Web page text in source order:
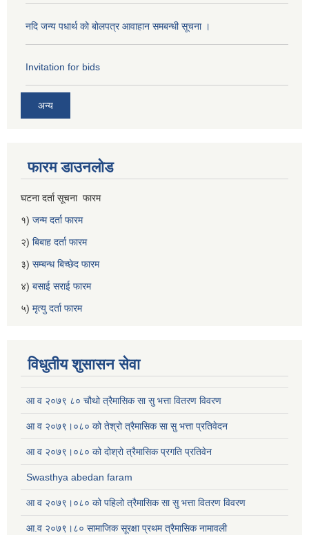
नदि जन्य पधार्थ को बोलपत्र आवाहान समबन्धी सूचना ।
Invitation for bids
अन्य
फारम डाउनलोड
घटना दर्ता सूचना फारम
१) जन्म दर्ता फारम
२) बिबाह दर्ता फारम
३) सम्बन्ध बिच्छेद फारम
४) बसाई सराई फारम
५) मृत्यु दर्ता फारम
विधुतीय शुसासन सेवा
आ व २०७९ ८० चौथो त्रैमासिक सा सु भत्ता वितरण विवरण
आ व २०७९।०८० को तेश्रो त्रैमासिक सा सु भत्ता प्रतिवेदन
आ व २०७९।०८० को दोश्रो त्रैमासिक प्रगति प्रतिवेन
Swasthya abedan faram
आ व २०७९।०८० को पहिलो त्रैमासिक सा सु भत्ता वितरण विवरण
आ.व २०७९।८० सामाजिक सूरक्षा प्रथम त्रैमासिक नामावली